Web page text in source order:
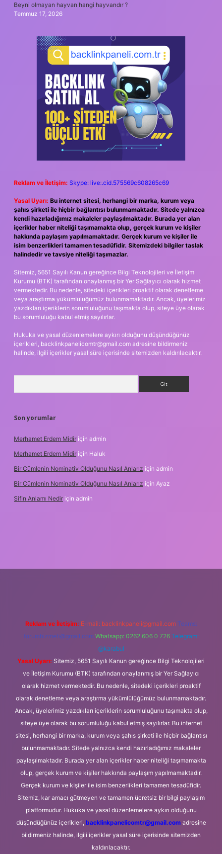
Beyni olmayan hayvan hangi hayvandır ?
Temmuz 17, 2026
Reklam ve İletişim: Skype: live:.cid.575569c608265c69
Yasal Uyarı: Bu internet sitesi, herhangi bir marka, kurum veya
şahıs şirketi ile hiçbir bağlantısı bulunmamaktadır. Sitede yalnızca
kendi hazırladığımız makaleler paylaşılmaktadır. Burada yer alan
içerikler haber niteliği taşımamakta olup, gerçek kurum ve kişiler
hakkında paylaşım yapılmamaktadır. Gerçek kurum ve kişiler ile
isim benzerlikleri tamamen tesadüfidir. Sitemizdeki bilgiler taslak
halindedir ve tavsiye niteliği taşımazlar.
Sitemiz, 5651 Sayılı Kanun gereğince Bilgi Teknolojileri ve İletişim
Kurumu (BTK) tarafından onaylanmış bir Yer Sağlayıcı olarak hizmet
vermektedir. Bu nedenle, sitedeki içerikleri proaktif olarak denetleme
veya araştırma yükümlülüğümüz bulunmamaktadır. Ancak, üyelerimiz
yazdıkları içeriklerin sorumluluğunu taşımakta olup, siteye üye olarak
bu sorumluluğu kabul etmiş sayılırlar.
Hukuka ve yasal düzenlemelere aykırı olduğunu düşündüğünüz
içerikleri, backlinkpanelicomtr@gmail.com adresine bildirmeniz
halinde, ilgili içerikler yasal süre içerisinde sitemizden kaldırılacaktır.
Son yorumlar
Merhamet Erdem Midir için admin
Merhamet Erdem Midir için Haluk
Bir Cümlenin Nominativ Olduğunu Nasıl Anlarız için admin
Bir Cümlenin Nominativ Olduğunu Nasıl Anlarız için Ayaz
Sifin Anlamı Nedir için admin
Reklam ve İletişim: E-mail: backlinkpaneli@gmail.com Teams:
forumhizmeti@gmail.com Whatsapp: 0262 606 0 726 Telegram:
@karabul
Yasal Uyarı: Sitemiz, 5651 Sayılı Kanun gereğince Bilgi Teknolojileri
ve İletişim Kurumu (BTK) tarafından onaylanmış bir Yer Sağlayıcı
olarak hizmet vermektedir. Bu nedenle, sitedeki içerikleri proaktif
olarak denetleme veya araştırma yükümlülüğümüz bulunmamaktadır.
Ancak, üyelerimiz yazdıkları içeriklerin sorumluluğunu taşımakta olup,
siteye üye olarak bu sorumluluğu kabul etmiş sayılırlar. Bu internet
sitesi, herhangi bir marka, kurum veya şahıs şirketi ile hiçbir bağlantısı
bulunmamaktadır. Sitede yalnızca kendi hazırladığımız makaleler
paylaşılmaktadır. Burada yer alan içerikler haber niteliği taşımamakta
olup, gerçek kurum ve kişiler hakkında paylaşım yapılmamaktadır.
Gerçek kurum ve kişiler ile isim benzerlikleri tamamen tesadüfidir.
Sitemiz, kar amacı gütmeyen ve tamamen ücretsiz bir bilgi paylaşım
platformudur. Hukuka ve yasal düzenlemelere aykırı olduğunu
düşündüğünüz içerikleri, backlinkpanelicomtr@gmail.comadresine
bildirmeniz halinde, ilgili içerikler yasal süre içerisinde sitemizden
kaldırılacaktır.